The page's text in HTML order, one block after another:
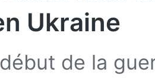
Ukraine
de la